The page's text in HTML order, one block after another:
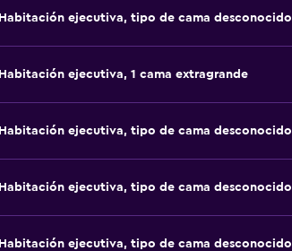
Habitación ejecutiva, tipo de cama desconocido
Habitación ejecutiva, 1 cama extragrande
Habitación ejecutiva, tipo de cama desconocido
Habitación ejecutiva, tipo de cama desconocido
Habitación ejecutiva, tipo de cama desconocido